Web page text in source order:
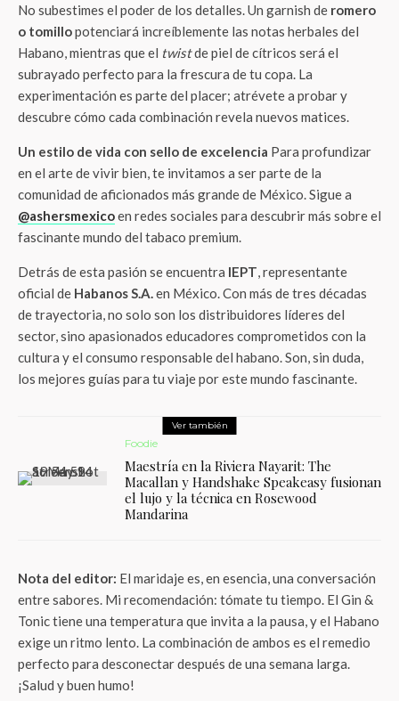
No subestimes el poder de los detalles. Un garnish de romero
o tomillopotenciará increíblemente las notas herbales del
Habano, mientras que el twistde piel de cítricos será el
subrayado perfecto para la frescura de tu copa. La
experimentación es parte del placer; atrévete a probar y
descubre cómo cada combinación revela nuevos matices.
Un estilo de vida con sello de excelencia Para profundizar
en el arte de vivir bien, te invitamos a ser parte de la
comunidad de aficionados más grande de México. Sigue a
@ashersmexicoen redes sociales para descubrir más sobre el
fascinante mundo del tabaco premium.
Detrás de esta pasión se encuentra IEPT, representante
oficial de Habanos S.A.en México. Con más de tres décadas
de trayectoria, no solo son los distribuidores líderes del
sector, sino apasionados educadores comprometidos con la
cultura y el consumo responsable del habano. Son, sin duda,
los mejores guías para tu viaje por este mundo fascinante.
Ver también
Foodie
Maestría en la Riviera Nayarit: The
Macallan y Handshake Speakeasy fusionan
el lujo y la técnica en Rosewood
Mandarina
Nota del editor: El maridaje es, en esencia, una conversación
entre sabores. Mi recomendación: tómate tu tiempo. El Gin &
Tonic tiene una temperatura que invita a la pausa, y el Habano
exige un ritmo lento. La combinación de ambos es el remedio
perfecto para desconectar después de una semana larga.
¡Salud y buen humo!